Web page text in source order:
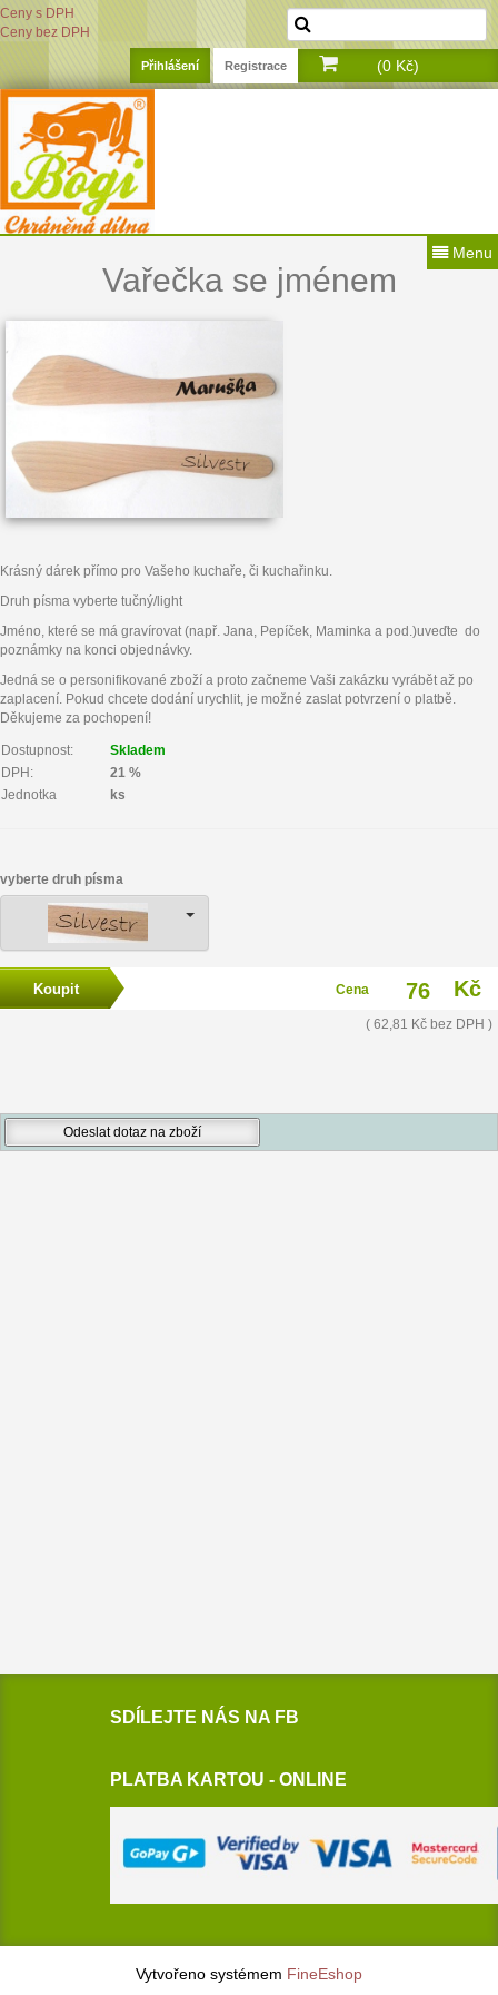
Menu
Přihlášení Registrace
Ceny s DPH
Ceny bez DPH
(0 Kč)
Vařečka se jménem
Krásný dárek přímo pro Vašeho kuchaře, či kuchařinku.
Druh písma vyberte tučný/light
Jméno, které se má gravírovat (např. Jana, Pepíček, Maminka a pod.)uveďte do
poznámky na konci objednávky.
Jedná se o personifikované zboží a proto začneme Vaši zakázku vyrábět až po
zaplacení. Pokud chcete dodání urychlit, je možné zaslat potvrzení o platbě.
Děkujeme za pochopení!
Dostupnost:
Skladem
DPH:
21 %
Jednotka
ks
vyberte druh písma
Cena 76 Kč
( 62,81 Kč bez DPH )
SDÍLEJTE NÁS NA FB
PLATBA KARTOU - ONLINE
Vytvořeno systémem FineEshop